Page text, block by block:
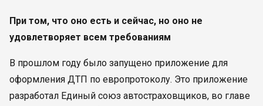
При том, что оно есть и сейчас, но оно не
удовлетворяет всем требованиям
В прошлом году было запущено приложение для
оформления ДТП по европротоколу. Это приложение
разработал Единый союз автостраховщиков, во главе